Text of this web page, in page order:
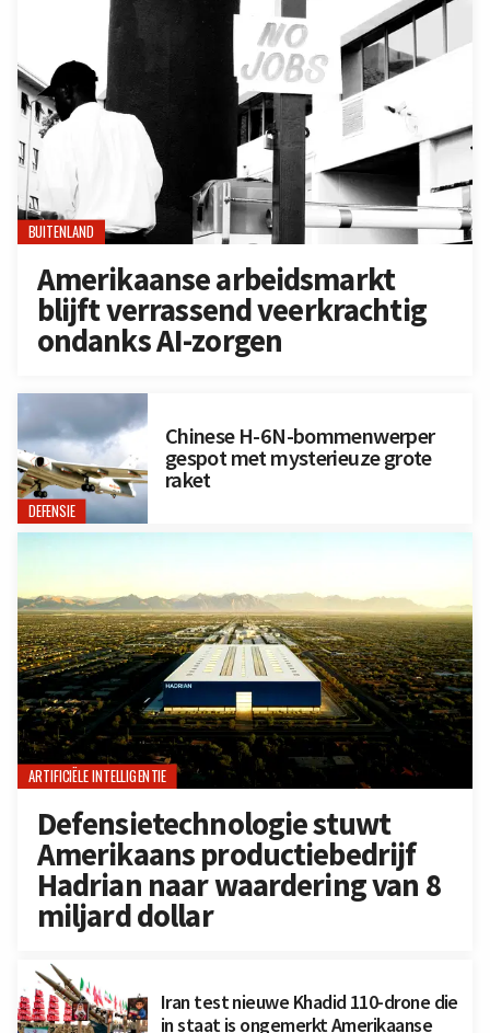
BUITENLAND
Amerikaanse arbeidsmarkt
blijft verrassend veerkrachtig
ondanks AI-zorgen
DEFENSIE
Chinese H-6N-bommenwerper
gespot met mysterieuze grote
raket
ARTIFICIËLE INTELLIGENTIE
Defensietechnologie stuwt
Amerikaans productiebedrijf
Hadrian naar waardering van 8
miljard dollar
Iran test nieuwe Khadid 110-drone die
in staat is ongemerkt Amerikaanse